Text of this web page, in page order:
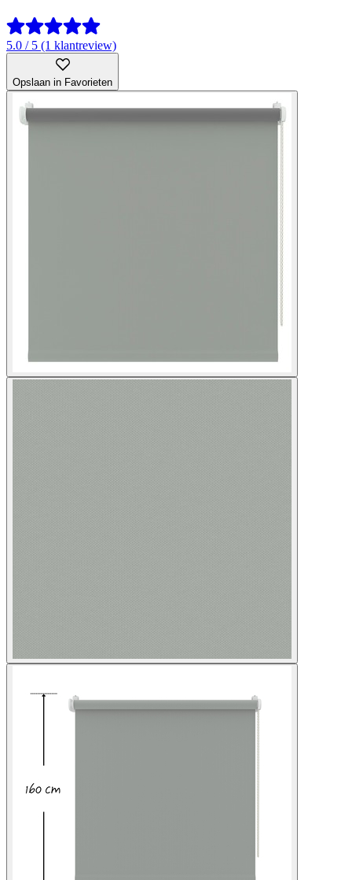
5.0 / 5 (1 klantreview)
Opslaan in Favorieten